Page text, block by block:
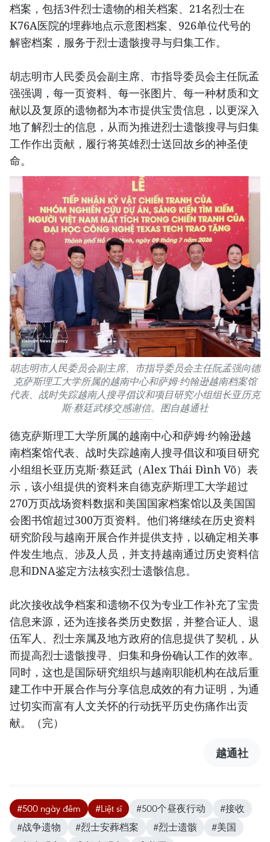
档案，包括3件烈士遗物的相关档案、21名烈士在
K76A医院的埋葬地点示意图档案、926单位代号的
解密档案，服务于烈士遗骸搜寻与归集工作。
胡志明市人民委员会副主席、市指导委员会主任阮孟
强强调，每一页资料、每一张图片、每一种材质和文
献以及复原的遗物都为本市提供宝贵信息，以更深入
地了解烈士的信息，从而为推进烈士遗骸搜寻与归集
工作作出贡献，履行将英雄烈士送回故乡的神圣使
命。
胡志明市人民委员会副主席、市指导委员会主任阮孟强向德
克萨斯理工大学所属的越南中心和萨姆·约翰逊越南档案馆
代表、战时失踪越南人搜寻倡议和项目研究小组组长亚历克
斯·蔡廷武移交感谢信。图自越通社
德克萨斯理工大学所属的越南中心和萨姆·约翰逊越
南档案馆代表、战时失踪越南人搜寻倡议和项目研究
小组组长亚历克斯·蔡廷武（Alex Thái Đình Võ）表
示，该小组提供的资料来自德克萨斯理工大学超过
270万页战场资料数据和美国国家档案馆以及美国国
会图书馆超过300万页资料。他们将继续在历史资料
研究阶段与越南开展合作并提供支持，以确定相关事
件发生地点、涉及人员，并支持越南通过历史资料信
息和DNA鉴定方法核实烈士遗骸信息。
此次接收战争档案和遗物不仅为专业工作补充了宝贵
信息来源，还为连接各类历史数据，并整合证人、退
伍军人、烈士亲属及地方政府的信息提供了契机，从
而提高烈士遗骸搜寻、归集和身份确认工作的效率。
同时，这也是国际研究组织与越南职能机构在战后重
建工作中开展合作与分享信息成效的有力证明，为通
过切实而富有人文关怀的行动抚平历史伤痛作出贡
献。（完）
越通社
#500 ngày đêm #Liệt sĩ #500个昼夜行动
#接收
#战争遗物
#烈士安葬档案 #烈士遗骸
#美国